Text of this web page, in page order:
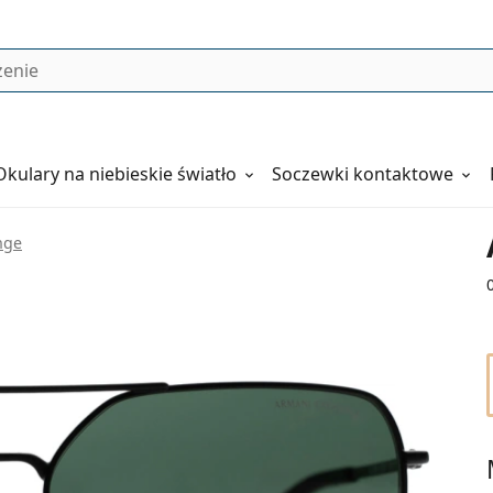
Soczewki kontaktowe
na niebieskie światło